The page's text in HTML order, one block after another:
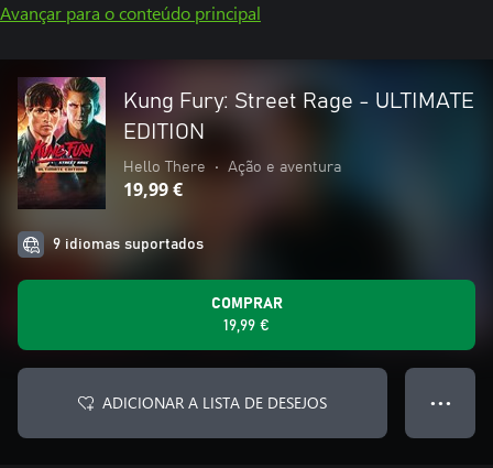
Avançar para o conteúdo principal
Kung Fury: Street Rage - ULTIMATE
EDITION
Hello There • Ação e aventura
19,99 €
9 idiomas suportados
COMPRAR
19,99 €
ADICIONAR A LISTA DE DESEJOS ● ● ●